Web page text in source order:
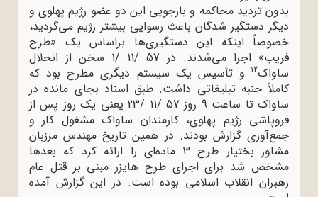
بدون تردید محاکمه و بازجویی این دو عضو رژیم پهلوی و
دیگر دستگیر شدگان باعث رسوایی بیشتر رژیم می‌گردید،
خصوصاً اینکه این دستگیری‌ها براساس یک «طرح
فریب» اجرا می‌شدند. در 57 /11 /1 سخن از انحلال
ساواک12 و تأسیس یک سیستم دیگری مطرح بود که
کاملاً جنبه تبلیغاتی داشت. طبق اسناد بجای مانده در
ساواک تا ساعت 9 روز 57 /11 /23 یعنی یک روز پس از
فروپاشی رژیم پهلوی، کارمندان ساواک مشغول کار و
جمع‌آوری گزارش بودند. در همین تاریخ مهندس مرزبان
مشاور بختیار طرح 3 ماده‌ای را ارائه کرد که بعدها
مشخص شد برای اجرای طرح‌ هایزر مبنی بر قتل عام
رهبران انقلاب اسلامی بوده است. در این گزارش آمده